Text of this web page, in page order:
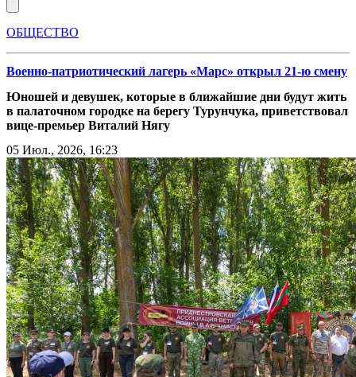
ОБЩЕСТВО
Военно-патриотический лагерь «Марс» открыл 21-ю смену
Юношей и девушек, которые в ближайшие дни будут жить
в палаточном городке на берегу Турунчука, приветствовал
вице-премьер Виталий Нягу
05 Июл., 2026, 16:23